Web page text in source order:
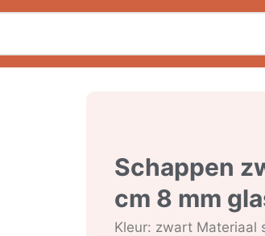
Schappen
cm 8 mm
Kleur: zwart Materiaal